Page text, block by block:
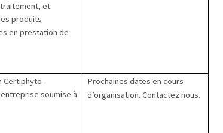
et
produits
en prestation de
Certiphyto -
soumise à
Prochaines dates en cours
d’organisation. Contactez nous.